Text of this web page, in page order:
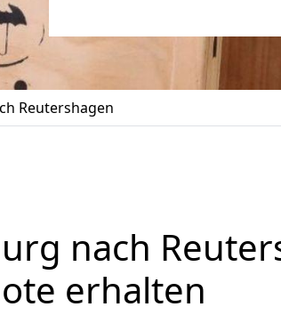
Reutershagen
nach
erhalten